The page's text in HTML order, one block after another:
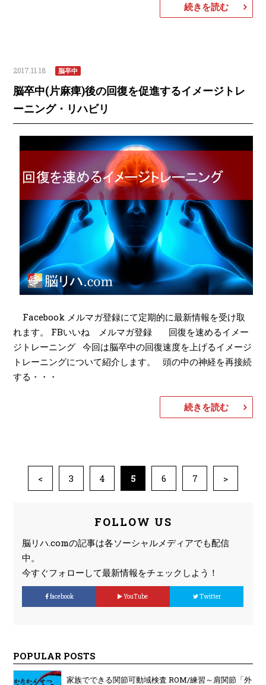
続きを読む
2017.11.18 脳卒中
脳卒中(片麻痺)後の回復を促進するイメージトレ
ーニング・リハビリ
Facebook メルマガ登録にて定期的に最新情報を受け取
れます。 FBいいね メルマガ登録 回復を速めるイメー
ジトレーニング 今回は脳卒中の回復速度を上げるイメージ
トレーニングについて紹介します。 頭の中の神経を再接続
する・・・
続きを読む
< 3 4 5 6 7 >
FOLLOW US
脳リハ.comの記事は各ソーシャルメディアでも配信
中。
今すぐフォローして最新情報をチェックしよう！
facebook YouTube Twitter
POPULAR POSTS
家族でできる関節可動域検査 ROM/練習～肩関節「外